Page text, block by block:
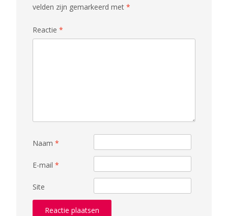
velden zijn gemarkeerd met *
Reactie *
Naam *
E-mail *
Site